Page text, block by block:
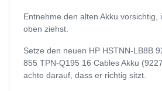
Entnehme den alten Akku vorsichtig,
oben ziehst.
Setze den neuen HP HSTNN-LB8B
855 TPN-Q195 16 Cables Akku
achte darauf, dass er richtig sitzt.